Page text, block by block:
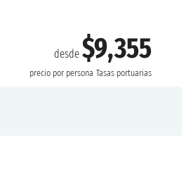
desde$9,355
precio por persona Tasas portuarias